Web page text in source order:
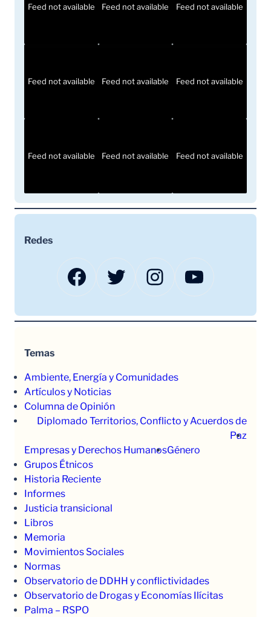
Feed not available Feed not available Feed not available
Feed not available Feed not available Feed not available
Feed not available Feed not available Feed not available
Redes
Facebook Twitter Instagram YouTube
Temas
Ambiente, Energía y Comunidades
Artículos y Noticias
Columna de Opinión
Diplomado Territorios, Conflicto y Acuerdos de
Paz
Empresas y Derechos HumanosGénero
Grupos Étnicos
Historia Reciente
Informes
Justicia transicional
Libros
Memoria
Movimientos Sociales
Normas
Observatorio de DDHH y conflictividades
Observatorio de Drogas y Economías Ilícitas
Palma – RSPO